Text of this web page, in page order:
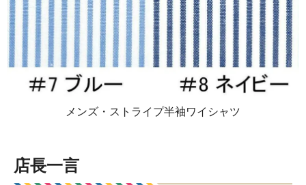
メンズ・ストライプ半袖ワイシャツ
店長一言